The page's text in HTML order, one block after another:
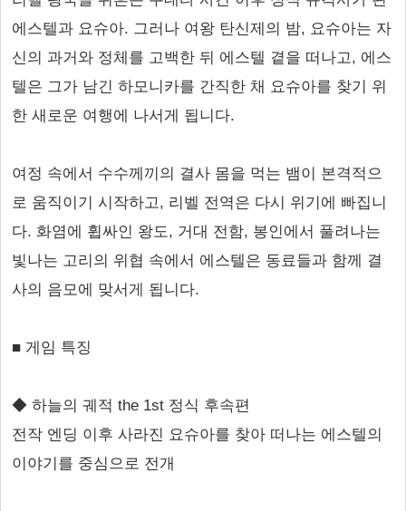
에스텔과 요슈아. 그러나 여왕 탄신제의 밤, 요슈아는 자
신의 과거와 정체를 고백한 뒤 에스텔 곁을 떠나고, 에스
텔은 그가 남긴 하모니카를 간직한 채 요슈아를 찾기 위
한 새로운 여행에 나서게 됩니다.
여정 속에서 수수께끼의 결사 몸을 먹는 뱀이 본격적으
로 움직이기 시작하고, 리벨 전역은 다시 위기에 빠집니
다. 화염에 휩싸인 왕도, 거대 전함, 봉인에서 풀려나는
빛나는 고리의 위협 속에서 에스텔은 동료들과 함께 결
사의 음모에 맞서게 됩니다.
■ 게임 특징
◆ 하늘의 궤적 the 1st 정식 후속편
전작 엔딩 이후 사라진 요슈아를 찾아 떠나는 에스텔의
이야기를 중심으로 전개